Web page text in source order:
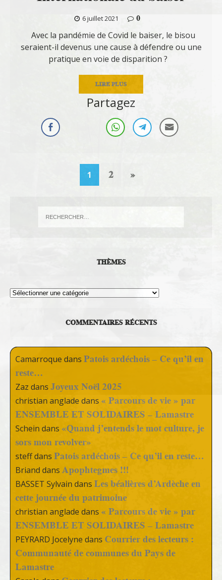
6 juillet 2021
0
Avec la pandémie de Covid le baiser, le bisou
seraient-il devenus une cause à défendre ou une
pratique en voie de disparition ?
LIRE PLUS
Partagez
1 2 »
THÈMES
Thèmes
COMMENTAIRES RÉCENTS
Camarroque dans Patois ardéchois – Ce qu’il en
reste…
Zaz dans Joyeux Noël 2025
christian anglade dans « Parcours de vie » par
ENSEMBLE ET SOLIDAIRES – Lamastre
Schein dans «Quand j’entends le mot culture, je
sors mon revolver»
steffdans Patois ardéchois – Ce qu’il en reste…
Briand dans Apophtegmes !!!
BASSET Sylvain dans Les béalières d’Ardèche en
cette journée du patrimoine
christian anglade dans « Parcours de vie » par
ENSEMBLE ET SOLIDAIRES – Lamastre
PEYRARD Jocelyne dans Courrier des lecteurs :
Communauté de communes du Pays de
Lamastre